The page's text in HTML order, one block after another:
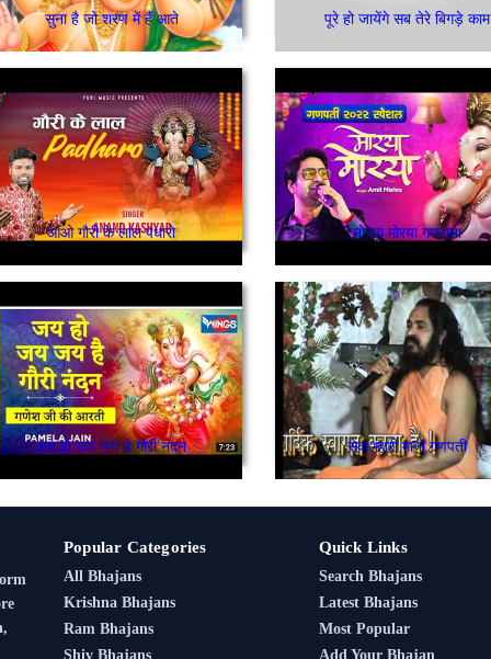
सुना है जो शरण में हैं आते पूरे हो जायेंगे सब तेरे बिगड़े काम
आओ गौरी के लाल पधारो मोरया मोरया गणराया
जय हो जय जय हे गौरी नंदन सेवा म्हारी मानो गणपती
Popular Categories
All Bhajans
Krishna Bhajans
Ram Bhajans
Shiv Bhajans
Quick Links
Search Bhajans
Latest Bhajans
Most Popular
Add Your Bhajan